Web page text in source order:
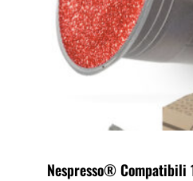
Nespresso® Compatibili